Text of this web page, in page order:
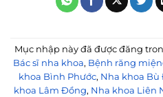
Mục nhập này đã được đăng
Bác sĩ nha khoa, Bệnh răng
khoa Bình Phước, Nha khoa Bù
khoa Lâm Đồng, Nha khoa Liên